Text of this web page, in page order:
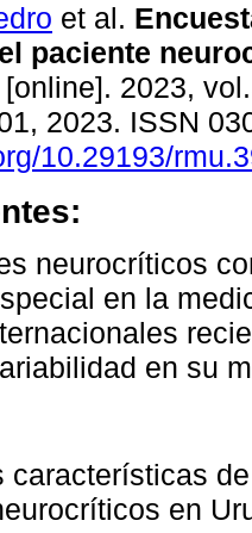
et al.
paciente
[online]. 2023,
2023. ISSN
10.29193/
neurocríticos
en la
en su
características
en